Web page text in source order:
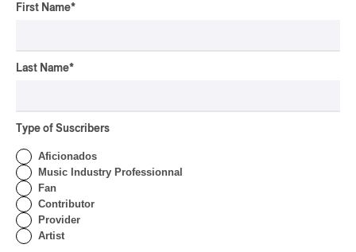
participatif
mutant-disco
chaoui
latin house
glam
pop symphonique
musique traditionnelle
pow wow
First Name*
Last Name*
Type of Suscribers
Aficionados
Music Industry Professionnal
Fan
Contributor
Provider
Artist